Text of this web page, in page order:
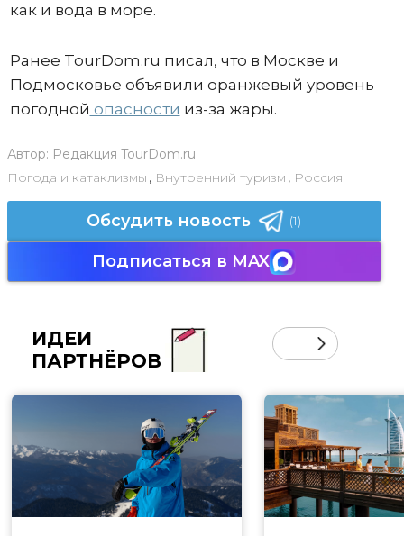
как и вода в море.
Ранее TourDom.ru писал, что в Москве и
Подмосковье объявили оранжевый уровень
погодной опасности из-за жары.
Автор: Редакция TourDom.ru
Погода и катаклизмы , Внутренний туризм , Россия
Обсудить новость (1)
Подписаться в MAX
ИДЕИ
ПАРТНЁРОВ